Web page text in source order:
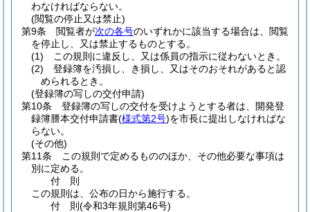
わなければならない。
(閲覧の停止又は禁止)
第9条
閲覧者が次の各号のいずれかに該当する場合は、閲覧
を停止し、又は禁止するものとする。
(1)
この規則に違反し、又は係員の指示に従わないとき。
(2)
登録簿を汚損し、き損し、又はそのおそれがあると認
められるとき。
(登録簿の写しの交付申請)
第10条
登録簿の写しの交付を受けようとする者は、開発登
録簿謄本交付申請書(様式第2号)を市長に提出しなければな
らない。
(その他)
第11条
この規則で定めるもののほか、その他必要な事項は
別に定める。
付 則
この規則は、公布の日から施行する。
付 則(令和3年規則第46号)